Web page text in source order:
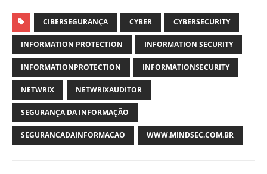
CIBERSEGURANÇA CYBER CYBERSECURITY
INFORMATION PROTECTION INFORMATION SECURITY
INFORMATIONPROTECTION INFORMATIONSECURITY
NETWRIX NETWRIXAUDITOR
SEGURANÇA DA INFORMAÇÃO
SEGURANCADAINFORMACAO WWW.MINDSEC.COM.BR